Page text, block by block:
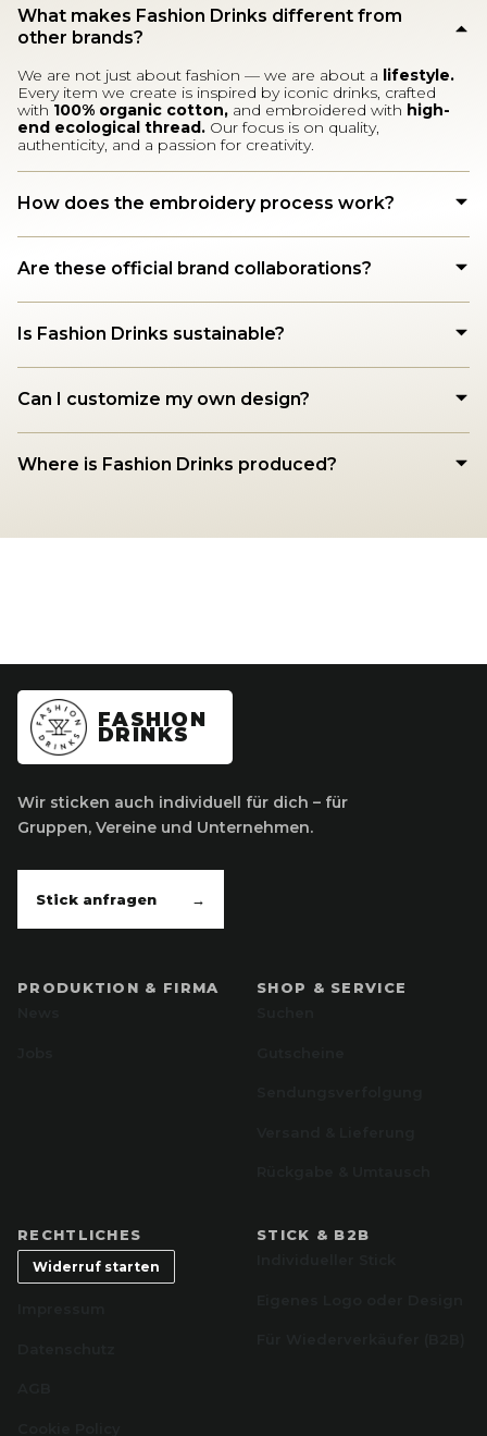
What makes Fashion Drinks different from
other brands?
We are not just about fashion — we are about a lifestyle.
Every item we create is inspired by iconic drinks, crafted
with 100% organic cotton, and embroidered with high-
end ecological thread. Our focus is on quality,
authenticity, and a passion for creativity.
How does the embroidery process work?
Are these official brand collaborations?
Is Fashion Drinks sustainable?
Can I customize my own design?
Where is Fashion Drinks produced?
FASHION
DRINKS
Wir sticken auch individuell für dich – für
Gruppen, Vereine und Unternehmen.
Stick anfragen →
PRODUKTION & FIRMA
SHOP & SERVICE
RECHTLICHES
Widerruf starten
STICK & B2B